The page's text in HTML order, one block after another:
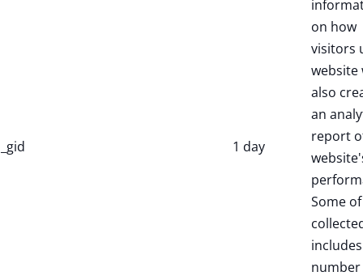
_gid 1 day
on how
visitors
website
also
an
report
Some